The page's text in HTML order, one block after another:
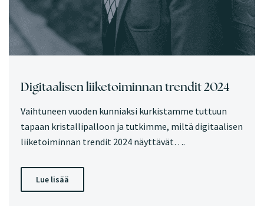
Digitaalisen liiketoiminnan trendit 2024
Vaihtuneen vuoden kunniaksi kurkistamme tuttuun
tapaan kristallipalloon ja tutkimme, miltä digitaalisen
liiketoiminnan trendit 2024 näyttävät….
Lue lisää